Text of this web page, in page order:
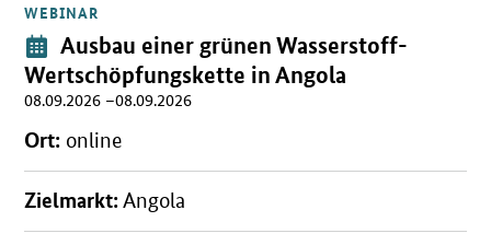
WEBINAR
Veranstaltung:
Ausbau einer grünen Wasserstoff-
Wertschöpfungskette in Angola
08.09.2026 –08.09.2026
Ort: online
Zielmarkt:Angola
Öffnet Einzelsicht